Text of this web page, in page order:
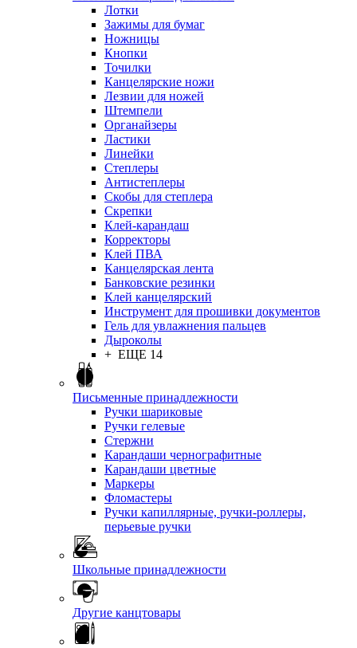
Лотки
Зажимы для бумаг
Ножницы
Кнопки
Точилки
Канцелярские ножи
Лезвии для ножей
Штемпели
Органайзеры
Ластики
Линейки
Степлеры
Антистеплеры
Скобы для степлера
Скрепки
Клей-карандаш
Корректоры
Клей ПВА
Канцелярская лента
Банковские резинки
Клей канцелярский
Инструмент для прошивки документов
Гель для увлажнения пальцев
Дыроколы
+ ЕЩЕ 14
Письменные принадлежности
Ручки шариковые
Ручки гелевые
Стержни
Карандаши чернографитные
Карандаши цветные
Маркеры
Фломастеры
Ручки капиллярные, ручки-роллеры,
перьевые ручки
Школьные принадлежности
Другие канцтовары